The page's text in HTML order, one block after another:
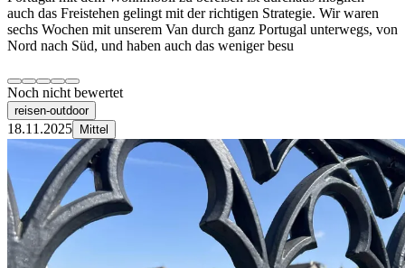
auch das Freistehen gelingt mit der richtigen Strategie. Wir waren
sechs Wochen mit unserem Van durch ganz Portugal unterwegs, von
Nord nach Süd, und haben auch das weniger besu
Noch nicht bewertet
reisen-outdoor
18.11.2025 Mittel